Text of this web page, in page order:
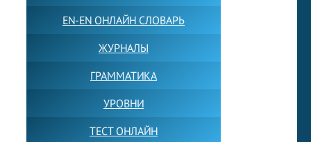
EN-EN ОНЛАЙН СЛОВАРЬ
ЖУРНАЛЫ
ГРАММАТИКА
УРОВНИ
ТЕСТ ОНЛАЙН